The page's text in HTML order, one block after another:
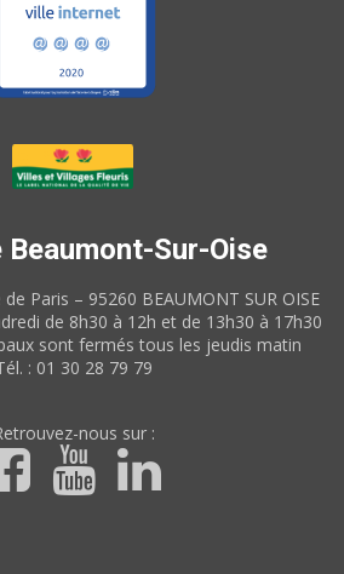
Beaumont-Sur-Oise
de Paris – 95260 BEAUMONT SUR OISE
de 8h30 à 12h et de 13h30 à 17h30
sont fermés tous les jeudis matin
: 01 30 28 79 79
nous sur :